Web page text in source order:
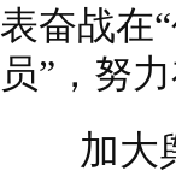
表奋战在
员”，努
加大舆